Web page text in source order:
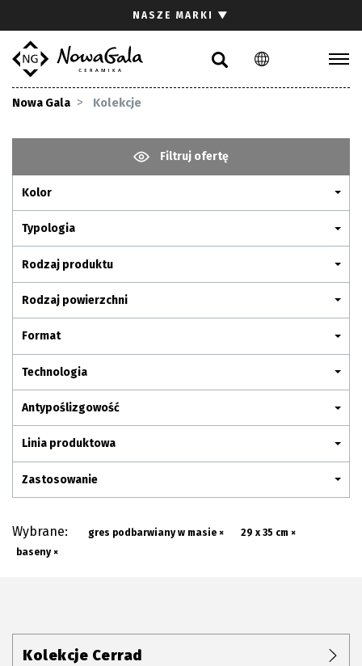
PL EN
NASZE MARKI ▼
Nowa Gala Kolekcje
Filtruj ofertę
Kolor
Typologia
Rodzaj produktu
Rodzaj powierzchni
Format
Technologia
Antypoślizgowość
Linia produktowa
Zastosowanie
Wybrane: gres podbarwiany w masie ×
29 x 35 cm ×
baseny ×
Kolekcje Cerrad
Gdzie kupić
Pliki do pobrania
Pytania i odpowiedzi
Kariera
Kontakt
Komunikacja z akcjonariuszami